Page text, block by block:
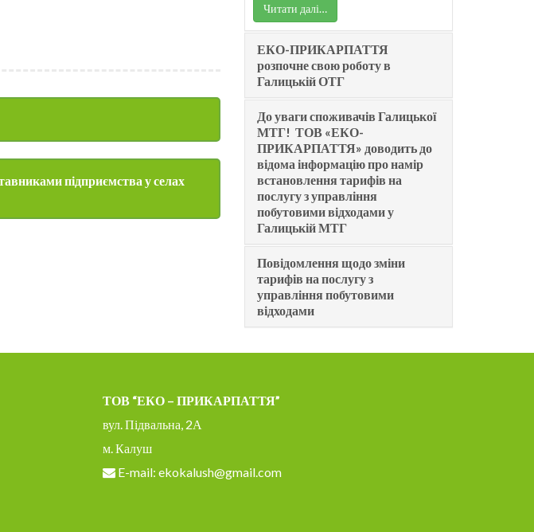
підприємства у селах
Читати далі…
ЕКО-ПРИКАРПАТТЯ
розпочне свою роботу в
Галицькій ОТГ
До уваги споживачів Галицької
МТГ! ТОВ «ЕКО-
ПРИКАРПАТТЯ» доводить до
відома інформацію про намір
встановлення тарифів на
послугу з управління
побутовими відходами у
Галицькій МТГ
Повідомлення щодо зміни
тарифів на послугу з
управління побутовими
відходами
ТОВ “ЕКО – ПРИКАРПАТТЯ”
вул. Підвальна, 2А
м. Калуш
E-mail: ekokalush@gmail.com